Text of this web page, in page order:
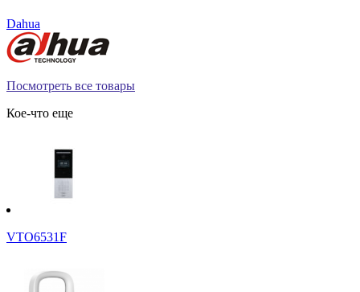
Dahua
Посмотреть все товары
Кое-что еще
VTO6531F